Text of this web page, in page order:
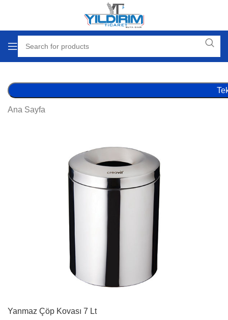
Ana Sayfa
Yanmaz Çöp Kovası 7 Lt